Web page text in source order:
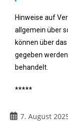
Hinweise auf
allgemein über
können über
gegeben
behandelt.
*****
7. August